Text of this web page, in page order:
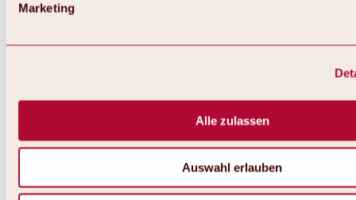
Marketing
Alle zulassen
Auswahl erlauben
Alles zu Skifahren & Snowboarden | Skigebiete
Skigebiet Hochoetz